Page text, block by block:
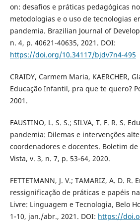
on: desafios e práticas pedagógicas
metodologias e o uso de tecnologias
pandemia. Brazilian Journal of
n. 4, p. 40621-40635, 2021. DOI:
https://doi.org/10.34117/bjdv7n4-495
CRAIDY, Carmem Maria, KAERCHER,
Educação Infantil, pra que te quero?
2001.
FAUSTINO, L. S. S.; SILVA, T. F. R. S.
pandemia: Dilemas e intervenções
coordenadores e docentes. Boletim
Vista, v. 3, n. 7, p. 53-64, 2020.
FETTETMANN, J. V.; TAMARIZ, A. D. R.
ressignificação de práticas e papéis
Livre: Linguagem e Tecnologia, Belo
1-10, jan./abr., 2021. DOI: https://